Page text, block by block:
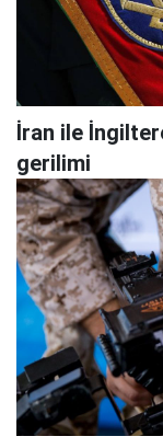
İran ile
gerilimi